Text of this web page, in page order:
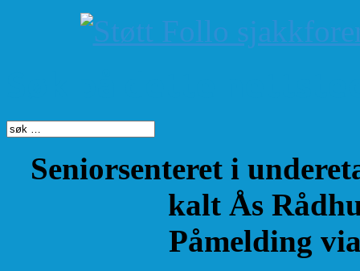
Seniorsenteret i
kalt Ås
Påmelding